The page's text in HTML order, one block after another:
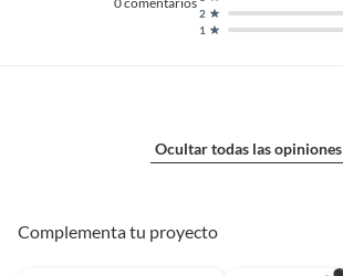
1
2
Ocultar todas las opiniones
Complementa tu proyecto